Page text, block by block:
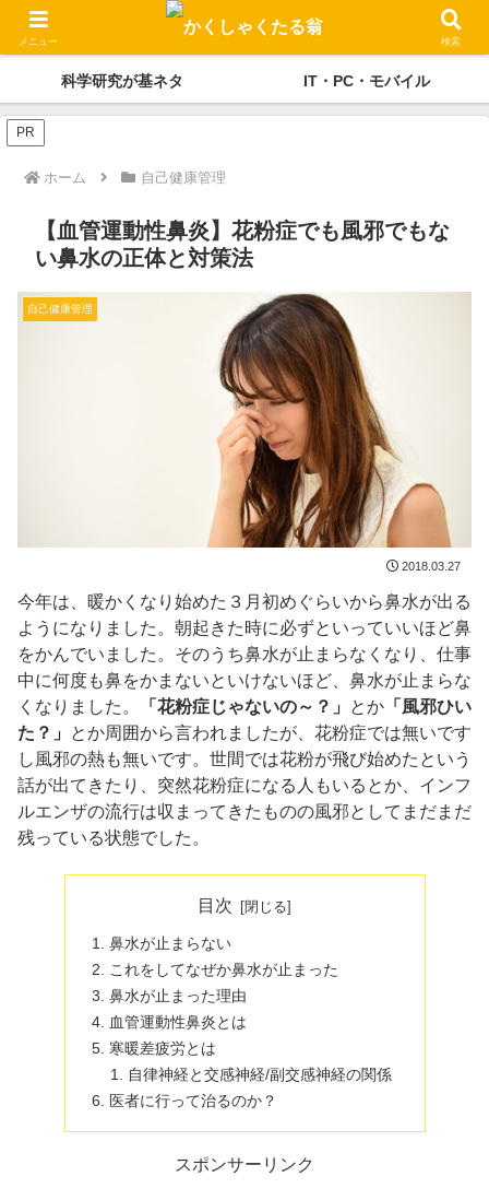
かくしゃくの独り言 メディケーション
科学研究が基ネタ IT・PC・モバイル
PR
ホーム 自己健康管理
【血管運動性鼻炎】花粉症でも風邪でもな
い鼻水の正体と対策法
自己健康管理
2018.03.27
今年は、暖かくなり始めた３月初めぐらいから鼻水が出る
ようになりました。朝起きた時に必ずといっていいほど鼻
をかんでいました。そのうち鼻水が止まらなくなり、仕事
中に何度も鼻をかまないといけないほど、鼻水が止まらな
くなりました。
「花粉症じゃないの～？」 とか 「風邪ひい
た？」
とか周囲から言われましたが、花粉症では無いです
し風邪の熱も無いです。世間では花粉が飛び始めたという
話が出てきたり、突然花粉症になる人もいるとか、インフ
ルエンザの流行は収まってきたものの風邪としてまだまだ
残っている状態でした。
目次
鼻水が止まらない
これをしてなぜか鼻水が止まった
鼻水が止まった理由
血管運動性鼻炎とは
寒暖差疲労とは
自律神経と交感神経/副交感神経の関係
医者に行って治るのか？
スポンサーリンク
メニュー 検索